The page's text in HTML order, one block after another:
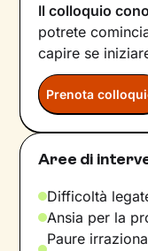
Il colloquio
potrete
capire se
Prenota
Aree di
Difficoltà
Ansia per la
Paure